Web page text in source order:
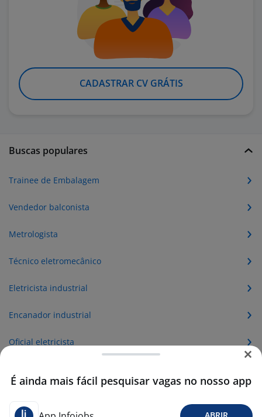
CADASTRAR CV GRÁTIS
Buscas populares
Trainee de Embalagem
Vendedor balconista
Metrologista
Técnico eletromecânico
Eletricista industrial
Encanador industrial
Oficial eletricista
É ainda mais fácil pesquisar vagas no nosso app